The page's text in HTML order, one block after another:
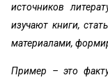
источников
изучают книги,
материалами,
Пример – это